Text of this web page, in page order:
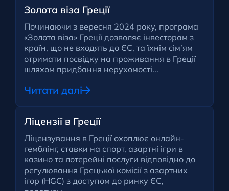
Золота віза Греції
Починаючи з вересня 2024 року, програма
«Золота віза» Греції дозволяє інвесторам з
країн, що не входять до ЄС, та їхнім сім’ям
отримати посвідку на проживання в Греції
шляхом придбання нерухомості...
Читати далі
Ліцензії в Греції
Ліцензування в Греції охоплює онлайн-
гемблінг, ставки на спорт, азартні ігри в
казино та лотерейні послуги відповідно до
регулювання Грецької комісії з азартних
ігор (HGC) з доступом до ринку ЄС,